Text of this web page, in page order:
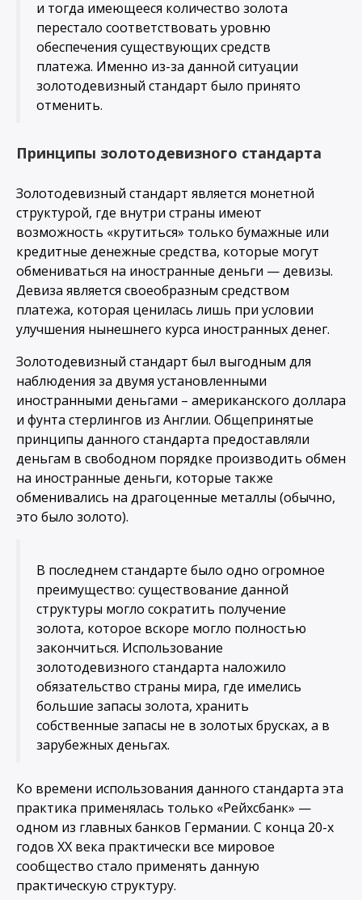
и тогда имеющееся количество золота
перестало соответствовать уровню
обеспечения существующих средств
платежа. Именно из-за данной ситуации
золотодевизный стандарт было принято
отменить.
Принципы золотодевизного стандарта
Золотодевизный стандарт является монетной
структурой, где внутри страны имеют
возможность «крутиться» только бумажные или
кредитные денежные средства, которые могут
обмениваться на иностранные деньги — девизы.
Девиза является своеобразным средством
платежа, которая ценилась лишь при условии
улучшения нынешнего курса иностранных денег.
Золотодевизный стандарт был выгодным для
наблюдения за двумя установленными
иностранными деньгами – американского доллара
и фунта стерлингов из Англии. Общепринятые
принципы данного стандарта предоставляли
деньгам в свободном порядке производить обмен
на иностранные деньги, которые также
обменивались на драгоценные металлы (обычно,
это было золото).
В последнем стандарте было одно огромное
преимущество: существование данной
структуры могло сократить получение
золота, которое вскоре могло полностью
закончиться. Использование
золотодевизного стандарта наложило
обязательство страны мира, где имелись
большие запасы золота, хранить
собственные запасы не в золотых брусках, а в
зарубежных деньгах.
Ко времени использования данного стандарта эта
практика применялась только «Рейхсбанк» —
одном из главных банков Германии. С конца 20-х
годов ХХ века практически все мировое
сообщество стало применять данную
практическую структуру.